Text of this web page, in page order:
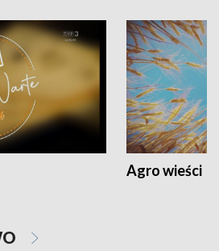
Agro wieści